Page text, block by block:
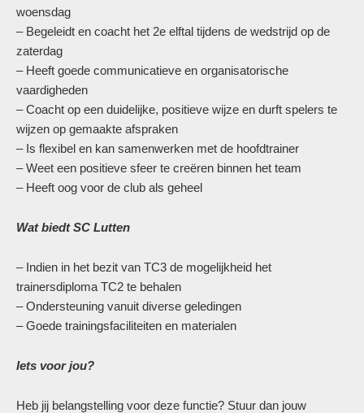
woensdag
– Begeleidt en coacht het 2e elftal tijdens de wedstrijd op de
zaterdag
– Heeft goede communicatieve en organisatorische
vaardigheden
– Coacht op een duidelijke, positieve wijze en durft spelers te
wijzen op gemaakte afspraken
– Is flexibel en kan samenwerken met de hoofdtrainer
– Weet een positieve sfeer te creëren binnen het team
– Heeft oog voor de club als geheel
Wat biedt SC Lutten
– Indien in het bezit van TC3 de mogelijkheid het
trainersdiploma TC2 te behalen
– Ondersteuning vanuit diverse geledingen
– Goede trainingsfaciliteiten en materialen
Iets voor jou?
Heb jij belangstelling voor deze functie? Stuur dan jouw